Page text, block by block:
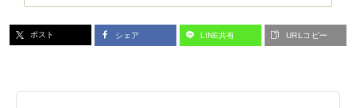
ポスト シェア LINE共有 URLコピー